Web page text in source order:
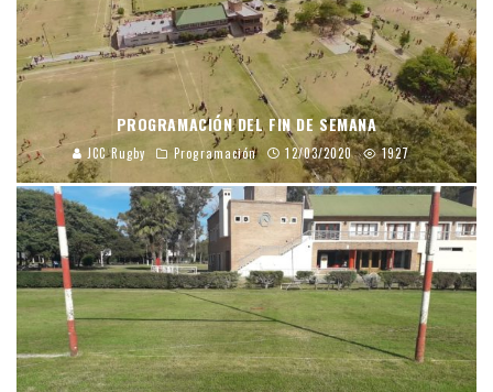
PROGRAMACIÓN DEL FIN DE SEMANA
JCC Rugby Programación 12/03/2020 1927